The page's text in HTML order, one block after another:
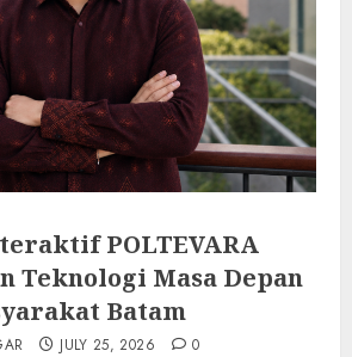
POLTEVARA
Teknologi Masa Depan
Batam
JULY 25, 2026 0